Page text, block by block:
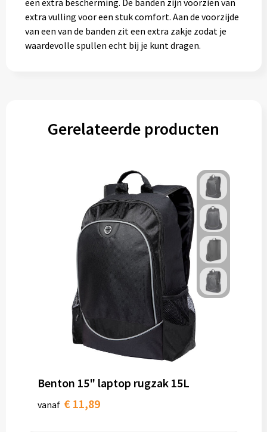
een extra bescherming. De banden zijn voorzien van
extra vulling voor een stuk comfort. Aan de voorzijde
van een van de banden zit een extra zakje zodat je
waardevolle spullen echt bij je kunt dragen.
Gerelateerde producten
Benton 15" laptop rugzak 15L
vanaf € 11,89